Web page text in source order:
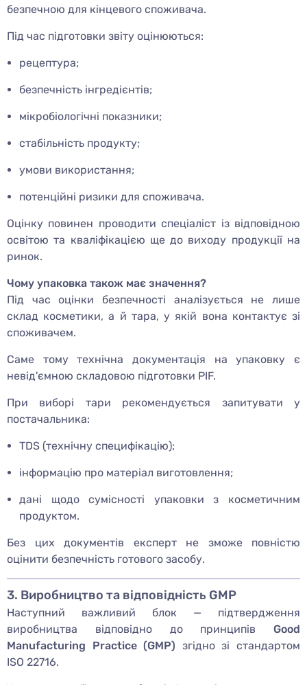
безпечною для кінцевого споживача.
Під час підготовки звіту оцінюються:
рецептура;
безпечність інгредієнтів;
мікробіологічні показники;
стабільність продукту;
умови використання;
потенційні ризики для споживача.
Оцінку повинен проводити спеціаліст із відповідною
освітою та кваліфікацією ще до виходу продукції на
ринок.
Чому упаковка також має значення?
Під час оцінки безпечності аналізується не лише
склад косметики, а й тара, у якій вона контактує зі
споживачем.
Саме тому технічна документація на упаковку є
невід'ємною складовою підготовки PIF.
При виборі тари рекомендується запитувати у
постачальника:
TDS (технічну специфікацію);
інформацію про матеріал виготовлення;
дані щодо сумісності упаковки з косметичним
продуктом.
Без цих документів експерт не зможе повністю
оцінити безпечність готового засобу.
3. Виробництво та відповідність GMP
Наступний важливий блок — підтвердження
виробництва відповідно до принципів Good
Manufacturing Practice (GMP) згідно зі стандартом
ISO 22716.